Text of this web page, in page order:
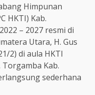
Himpunan
HKTI) Kab.
– 2027 resmi di
Utara, H. Gus
2) di aula HKTI
Kab.
sederhana